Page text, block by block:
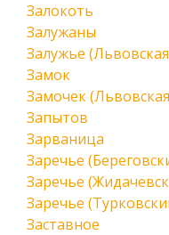
Залокоть
Залужаны
Залужье
Замок
Замочек
Запытов
Зарваница
Заречье
Заречье
Заречье
Заставное